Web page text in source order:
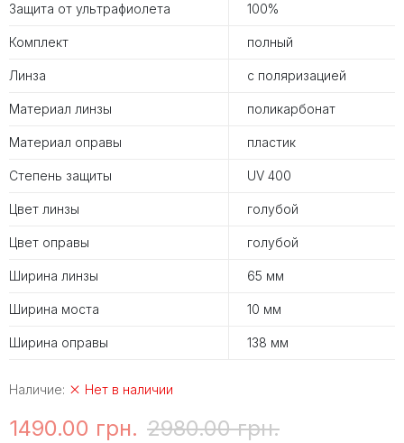
Защита от ультрафиолета 100%
Комплект полный
Линза с поляризацией
Материал линзы поликарбонат
Материал оправы пластик
Степень защиты UV 400
Цвет линзы голубой
Цвет оправы голубой
Ширина линзы 65 мм
Ширина моста 10 мм
Ширина оправы 138 мм
Наличие: Нет в наличии
1490.00 грн. 2980.00 грн.